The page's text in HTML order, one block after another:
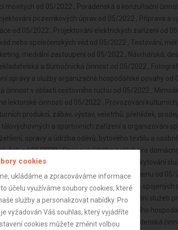
cookies
ukládáme a zpracováváme informace
účelu využíváme soubory cookies, které
služby a personalizovat nabídky. Pro
vyžadován Váš souhlas, který vyjádříte
cookies můžete změnit volbou